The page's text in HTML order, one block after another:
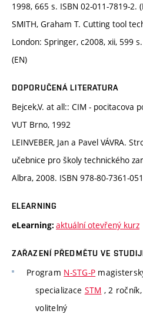
1998, 665 s. ISBN 02-011-7819-2.
SMITH, Graham T. Cutting tool
London: Springer, c2008, xii, 599
(EN)
DOPORUČENÁ LITERATURA
Bejcek,V. at all:: CIM - pocitacova
VUT Brno, 1992
LEINVEBER, Jan a Pavel VÁVRA.
učebnice pro školy technického
Albra, 2008. ISBN 978-80-7361-
ELEARNING
eLearning: aktuální otevřený kurz
ZAŘAZENÍ PŘEDMĚTU VE
Program N-STG-P
specializace STM , 2
volitelný